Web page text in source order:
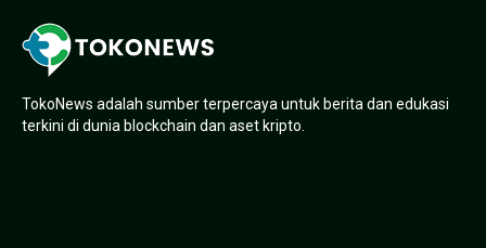
TokoNews adalah sumber terpercaya untuk berita dan edukasi
terkini di dunia blockchain dan aset kripto.